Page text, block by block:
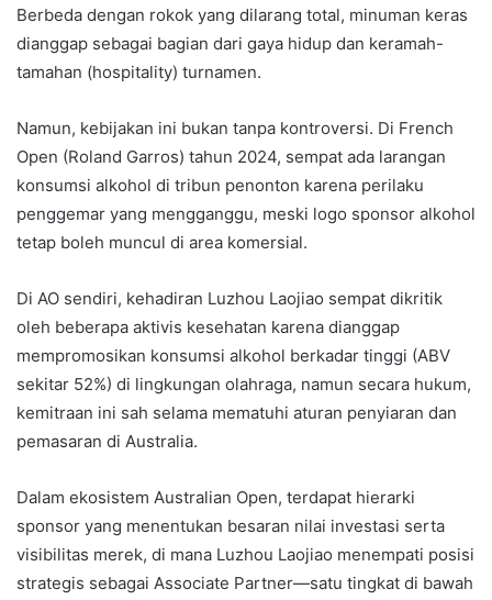
Berbeda dengan rokok yang dilarang total, minuman keras
dianggap sebagai bagian dari gaya hidup dan keramah-
tamahan (hospitality) turnamen.
Namun, kebijakan ini bukan tanpa kontroversi. Di French
Open (Roland Garros) tahun 2024, sempat ada larangan
konsumsi alkohol di tribun penonton karena perilaku
penggemar yang mengganggu, meski logo sponsor alkohol
tetap boleh muncul di area komersial.
Di AO sendiri, kehadiran Luzhou Laojiao sempat dikritik
oleh beberapa aktivis kesehatan karena dianggap
mempromosikan konsumsi alkohol berkadar tinggi (ABV
sekitar 52%) di lingkungan olahraga, namun secara hukum,
kemitraan ini sah selama mematuhi aturan penyiaran dan
pemasaran di Australia.
Dalam ekosistem Australian Open, terdapat hierarki
sponsor yang menentukan besaran nilai investasi serta
visibilitas merek, di mana Luzhou Laojiao menempati posisi
strategis sebagai Associate Partner—satu tingkat di bawah